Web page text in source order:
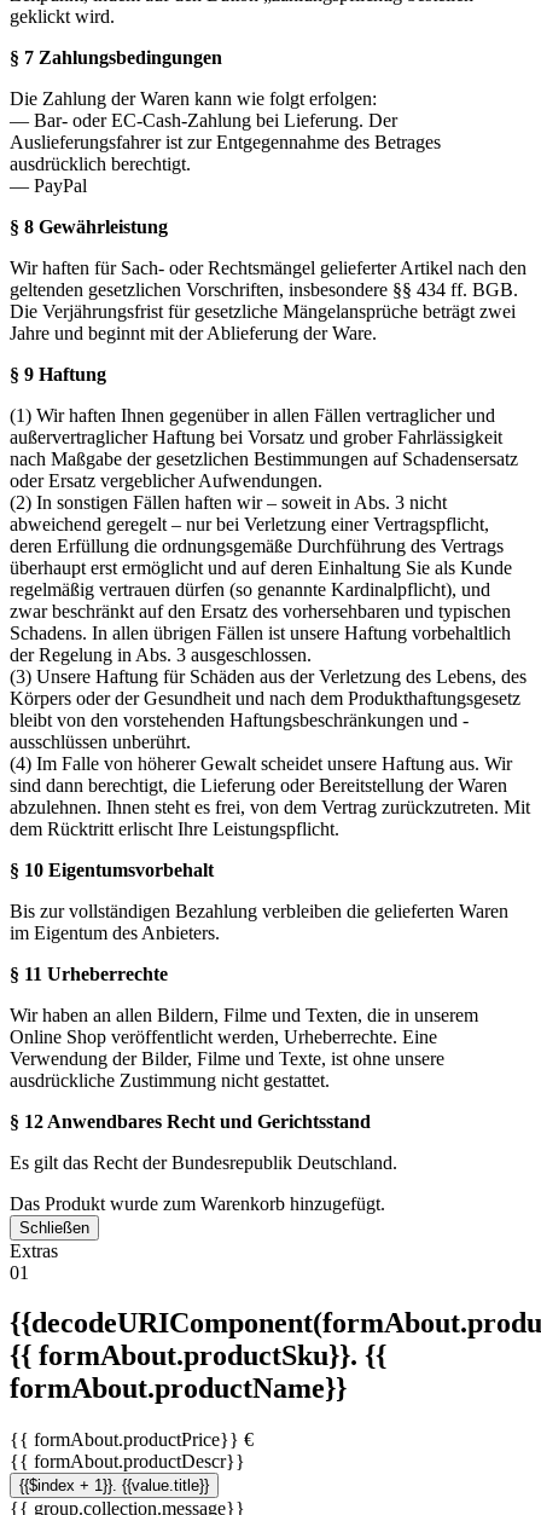
geklickt wird.
§ 7 Zahlungsbedingungen
Die Zahlung der Waren kann wie folgt erfolgen:
— Bar- oder EC-Cash-Zahlung bei Lieferung. Der
Auslieferungsfahrer ist zur Entgegennahme des Betrages
ausdrücklich berechtigt.
— PayPal
§ 8 Gewährleistung
Wir haften für Sach- oder Rechtsmängel gelieferter Artikel nach den
geltenden gesetzlichen Vorschriften, insbesondere §§ 434 ff. BGB.
Die Verjährungsfrist für gesetzliche Mängelansprüche beträgt zwei
Jahre und beginnt mit der Ablieferung der Ware.
§ 9 Haftung
(1) Wir haften Ihnen gegenüber in allen Fällen vertraglicher und
außervertraglicher Haftung bei Vorsatz und grober Fahrlässigkeit
nach Maßgabe der gesetzlichen Bestimmungen auf Schadensersatz
oder Ersatz vergeblicher Aufwendungen.
(2) In sonstigen Fällen haften wir – soweit in Abs. 3 nicht
abweichend geregelt – nur bei Verletzung einer Vertragspflicht,
deren Erfüllung die ordnungsgemäße Durchführung des Vertrags
überhaupt erst ermöglicht und auf deren Einhaltung Sie als Kunde
regelmäßig vertrauen dürfen (so genannte Kardinalpflicht), und
zwar beschränkt auf den Ersatz des vorhersehbaren und typischen
Schadens. In allen übrigen Fällen ist unsere Haftung vorbehaltlich
der Regelung in Abs. 3 ausgeschlossen.
(3) Unsere Haftung für Schäden aus der Verletzung des Lebens, des
Körpers oder der Gesundheit und nach dem Produkthaftungsgesetz
bleibt von den vorstehenden Haftungsbeschränkungen und -
ausschlüssen unberührt.
(4) Im Falle von höherer Gewalt scheidet unsere Haftung aus. Wir
sind dann berechtigt, die Lieferung oder Bereitstellung der Waren
abzulehnen. Ihnen steht es frei, von dem Vertrag zurückzutreten. Mit
dem Rücktritt erlischt Ihre Leistungspflicht.
§ 10 Eigentumsvorbehalt
Bis zur vollständigen Bezahlung verbleiben die gelieferten Waren
im Eigentum des Anbieters.
§ 11 Urheberrechte
Wir haben an allen Bildern, Filme und Texten, die in unserem
Online Shop veröffentlicht werden, Urheberrechte. Eine
Verwendung der Bilder, Filme und Texte, ist ohne unsere
ausdrückliche Zustimmung nicht gestattet.
§ 12 Anwendbares Recht und Gerichtsstand
Es gilt das Recht der Bundesrepublik Deutschland.
Das Produkt wurde zum Warenkorb hinzugefügt.
Schließen
Extras
01
{{ formAbout.productSku}}. {{
formAbout.productName}}
{{ formAbout.productPrice}} €
{{ formAbout.productDescr}}
{{$index + 1}}. {{value.title}}
{{ group.collection.message}}